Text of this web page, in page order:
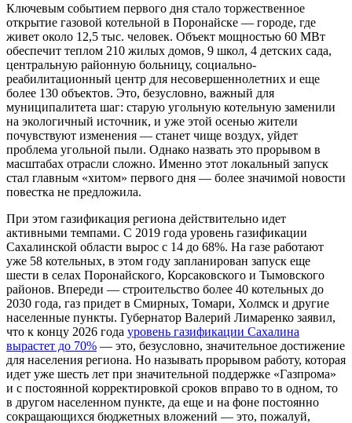
Ключевым событием первого дня стало торжественное
открытие газовой котельной в Поронайске — городе, где
живет около 12,5 тыс. человек. Объект мощностью 60 МВт
обеспечит теплом 210 жилых домов, 9 школ, 4 детских сада,
центральную районную больницу, социально-
реабилитационный центр для несовершеннолетних и еще
более 130 объектов. Это, безусловно, важный для
муниципалитета шаг: старую угольную котельную заменили
на экологичный источник, и уже этой осенью жители
почувствуют изменения — станет чище воздух, уйдет
проблема угольной пыли. Однако назвать это прорывом в
масштабах отрасли сложно. Именно этот локальный запуск
стал главным «хитом» первого дня — более значимой новости
повестка не предложила.
При этом газификация региона действительно идет
активными темпами. С 2019 года уровень газификации
Сахалинской области вырос с 14 до 68%. На газе работают
уже 58 котельных, в этом году запланирован запуск еще
шести в селах Поронайского, Корсаковского и Тымовского
районов. Впереди — строительство более 40 котельных до
2030 года, газ придет в Смирных, Томари, Холмск и другие
населенные пункты. Губернатор Валерий Лимаренко заявил,
что к концу 2026 года уровень газификации Сахалина
вырастет до 70% — это, безусловно, значительное достижение
для населения региона. Но называть прорывом работу, которая
идет уже шесть лет при значительной поддержке «Газпрома»
и с постоянной корректировкой сроков вправо то в одном, то
в другом населенном пункте, да еще и на фоне постоянно
сокращающихся бюджетных вложений — это, пожалуй,